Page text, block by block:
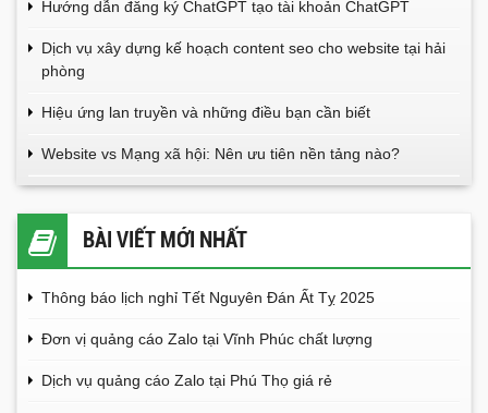
Hướng dẫn đăng ký ChatGPT tạo tài khoản ChatGPT
Dịch vụ xây dựng kế hoạch content seo cho website tại hải
phòng
Hiệu ứng lan truyền và những điều bạn cần biết
Website vs Mạng xã hội: Nên ưu tiên nền tảng nào?
BÀI VIẾT MỚI NHẤT
Thông báo lịch nghỉ Tết Nguyên Đán Ất Tỵ 2025
Đơn vị quảng cáo Zalo tại Vĩnh Phúc chất lượng
Dịch vụ quảng cáo Zalo tại Phú Thọ giá rẻ